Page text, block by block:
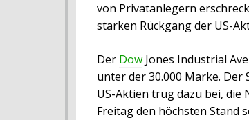
von Privatanlegern
starken Rückgang der US-
Der Dow Jones Industrial
unter der 30.000 Marke. Der
US-Aktien trug dazu bei, die
Freitag den höchsten Stand